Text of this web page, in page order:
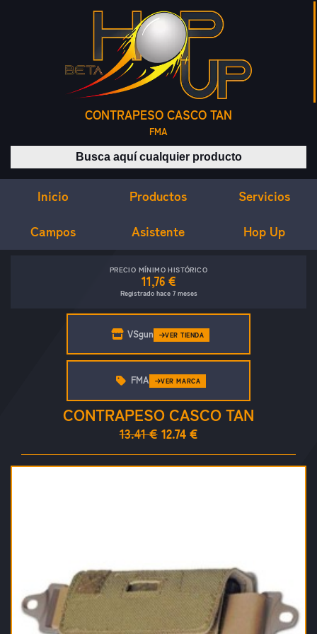
CONTRAPESO CASCO TAN
FMA
Buscar productos
Inicio Productos Servicios
Campos Asistente Hop Up
PRECIO MÍNIMO HISTÓRICO
11,76 €
Registrado hace 7 meses
VSgun VER TIENDA
CONTRAPESO CASCO TAN
13.41 € 12.74 €
FMA VER MARCA